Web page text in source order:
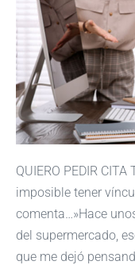
QUIERO PEDIR
imposible tener
comenta…»Hace
del supermercado,
que me dejó